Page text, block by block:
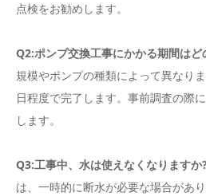
点検をお勧めします。
Q2:ポンプ交換工事にかかる期間は
規模やポンプの種類によって異なり
日程度で完了します。事前調査の際
します。
Q3:工事中、水は使えなくなりますか
は、一時的に断水が必要な場合があ